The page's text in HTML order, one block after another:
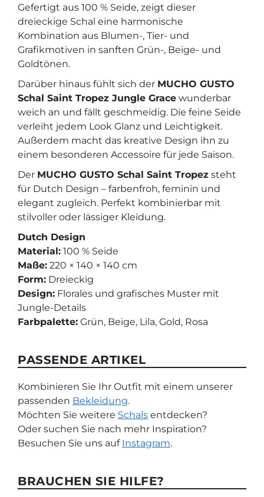
Gefertigt aus 100 % Seide, zeigt dieser
dreieckige Schal eine harmonische
Kombination aus Blumen-, Tier- und
Grafikmotiven in sanften Grün-, Beige- und
Goldtönen.
Darüber hinaus fühlt sich der MUCHO GUSTO
Schal Saint Tropez Jungle Grace wunderbar
weich an und fällt geschmeidig. Die feine Seide
verleiht jedem Look Glanz und Leichtigkeit.
Außerdem macht das kreative Design ihn zu
einem besonderen Accessoire für jede Saison.
Der MUCHO GUSTO Schal Saint Tropez steht
für Dutch Design – farbenfroh, feminin und
elegant zugleich. Perfekt kombinierbar mit
stilvoller oder lässiger Kleidung.
Dutch Design
Material: 100 % Seide
Maße: 220 × 140 × 140 cm
Form: Dreieckig
Design: Florales und grafisches Muster mit
Jungle-Details
Farbpalette: Grün, Beige, Lila, Gold, Rosa
PASSENDE ARTIKEL
Kombinieren Sie Ihr Outfit mit einem unserer
passenden Bekleidung.
Möchten Sie weitere Schals entdecken?
Oder suchen Sie nach mehr Inspiration?
Besuchen Sie uns auf Instagram.
BRAUCHEN SIE HILFE?